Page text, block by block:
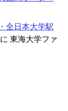
全日本大学駅
に 東海大学ファ